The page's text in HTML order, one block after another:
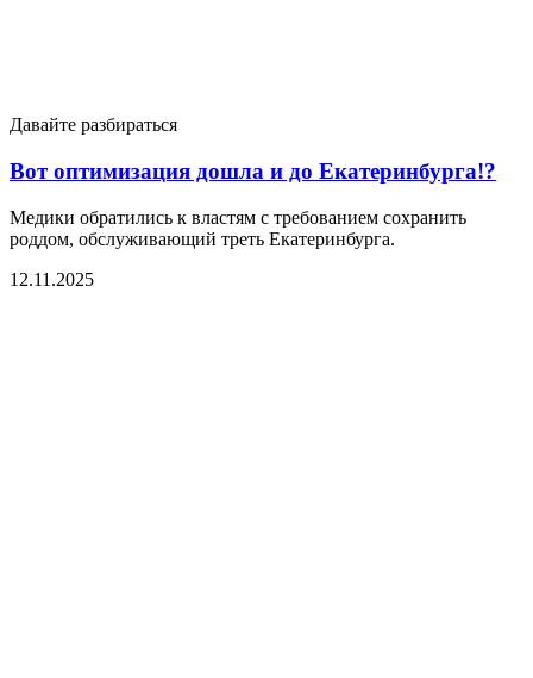
Давайте разбираться
Вот оптимизация дошла и до Екатеринбурга!?
Медики обратились к властям с требованием сохранить
роддом, обслуживающий треть Екатеринбурга.
12.11.2025